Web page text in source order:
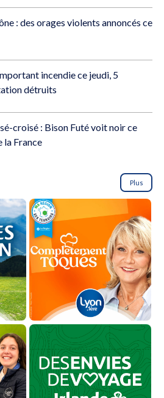
: des orages violents annoncés ce
incendie ce jeudi, 5
détruits
croisé : Bison Futé voit noir ce
la France
Plus